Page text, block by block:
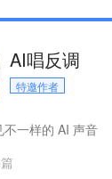
AI唱反调
特邀作者
一样的 AI 声音
篇